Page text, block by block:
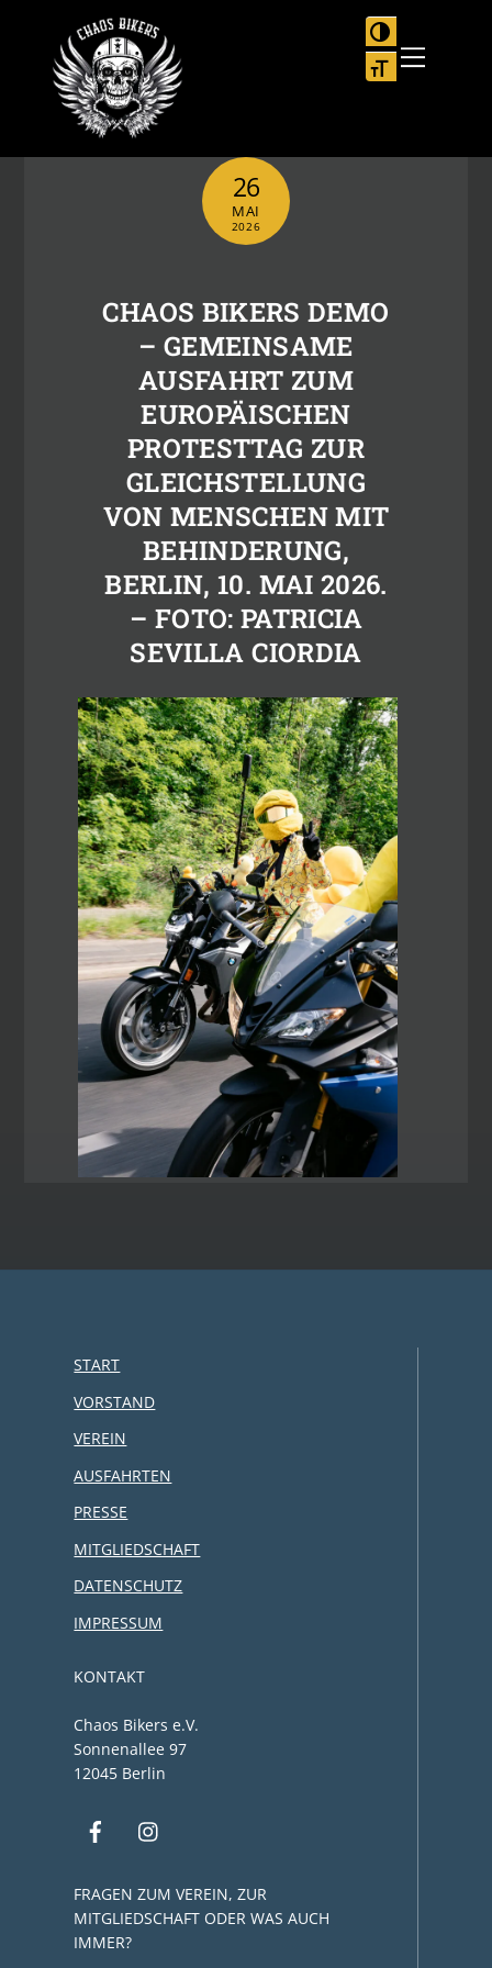
content
Menu
SCHRIFT
26
MAI
2026
CHAOS BIKERS DEMO
– GEMEINSAME
AUSFAHRT ZUM
EUROPÄISCHEN
PROTESTTAG ZUR
GLEICHSTELLUNG
VON MENSCHEN MIT
BEHINDERUNG,
BERLIN, 10. MAI 2026.
– FOTO: PATRICIA
SEVILLA CIORDIA
START
VORSTAND
VEREIN
AUSFAHRTEN
PRESSE
MITGLIEDSCHAFT
DATENSCHUTZ
IMPRESSUM
KONTAKT
Chaos Bikers e.V.
Sonnenallee 97
12045 Berlin
FRAGEN ZUM VEREIN, ZUR
MITGLIEDSCHAFT ODER WAS AUCH
IMMER?